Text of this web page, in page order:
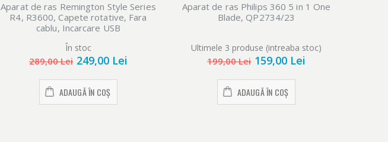
Aparat de ras Remington Style Series
R4, R3600, Capete rotative, Fara
cablu, Incarcare USB
În stoc
289,00 Lei 249,00 Lei
ADAUGĂ ÎN COȘ
Aparat de ras Philips 360 5 in 1 One
Blade, QP2734/23
Ultimele 3 produse (intreaba stoc)
199,00 Lei 159,00 Lei
ADAUGĂ ÎN COȘ